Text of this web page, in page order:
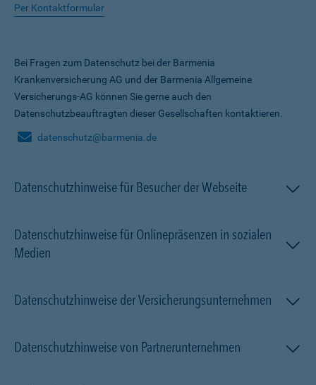
Per Kontaktformular
Bei Fragen zum Datenschutz bei der Barmenia
Krankenversicherung AG und der Barmenia Allgemeine
Versicherungs-AG können Sie gerne auch den
Datenschutzbeauftragten dieser Gesellschaften kontaktieren.
datenschutz@barmenia.de
Datenschutzhinweise für Besucher der Webseite
Datenschutzhinweise für Onlinepräsenzen in sozialen
Medien
Datenschutzhinweise der Versicherungsunternehmen
Datenschutzhinweise von Partnerunternehmen